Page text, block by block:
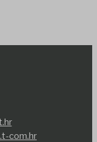
com.hr